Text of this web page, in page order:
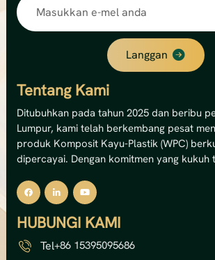
Langgan
Tentang Kami
Ditubuhkan pada tahun 2025 dan beribu
Lumpur, kami telah berkembang pesat
produk Komposit Kayu-Plastik (WPC)
dipercayai. Dengan komitmen yang kukuh
penyelesaian dek WPC luaran, panel
premium.Kemudahan canggih kami
barisan pengeluaran, memberikan kami
bersamaan dengan jumlah nilai output
HUBUNGI KAMI
Tel+86 15395095686